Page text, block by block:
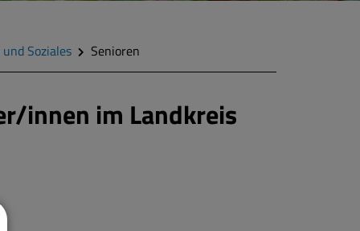
Soziales Senioren
innen im Landkreis